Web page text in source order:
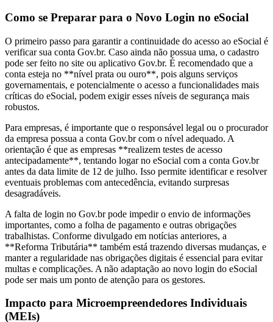
Como se Preparar para o Novo Login no eSocial
O primeiro passo para garantir a continuidade do acesso ao eSocial é
verificar sua conta Gov.br. Caso ainda não possua uma, o cadastro
pode ser feito no site ou aplicativo Gov.br. É recomendado que a
conta esteja no **nível prata ou ouro**, pois alguns serviços
governamentais, e potencialmente o acesso a funcionalidades mais
críticas do eSocial, podem exigir esses níveis de segurança mais
robustos.
Para empresas, é importante que o responsável legal ou o procurador
da empresa possua a conta Gov.br com o nível adequado. A
orientação é que as empresas **realizem testes de acesso
antecipadamente**, tentando logar no eSocial com a conta Gov.br
antes da data limite de 12 de julho. Isso permite identificar e resolver
eventuais problemas com antecedência, evitando surpresas
desagradáveis.
A falta de login no Gov.br pode impedir o envio de informações
importantes, como a folha de pagamento e outras obrigações
trabalhistas. Conforme divulgado em notícias anteriores, a
**Reforma Tributária** também está trazendo diversas mudanças, e
manter a regularidade nas obrigações digitais é essencial para evitar
multas e complicações. A não adaptação ao novo login do eSocial
pode ser mais um ponto de atenção para os gestores.
Impacto para Microempreendedores Individuais
(MEIs)